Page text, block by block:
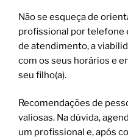
Não se esqueça de
profissional por telefone
de atendimento, a
com os seus horários e
seu filho(a).
Recomendações de
valiosas. Na dúvida,
um profissional e, após